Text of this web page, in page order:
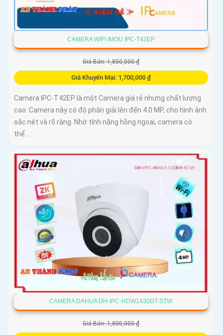
CAMERA WIFI IMOU IPC-T42EP
Giá Bán: 1,850,000 ₫
Giá Khuyến Mại: 1,700,000 ₫
Camera IPC-T42EP là một Camera giá rẻ nhưng chất lượng
cao. Camera này có độ phân giải lên đến 4.0 MP, cho hình ảnh
sắc nét và rõ ràng. Nhờ tính năng hồng ngoại, camera có
thể...
CAMERA DAHUA DH-IPC-HDW1430DT-STW
Giá Bán: 1,800,000 ₫